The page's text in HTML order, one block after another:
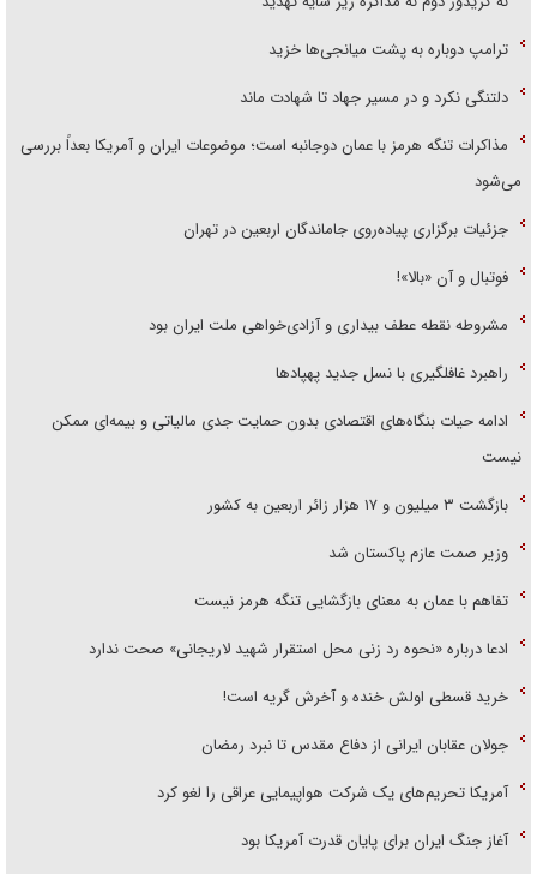
ترامپ دوباره به پشت میانجی‌ها خزید
دلتنگی نکرد و در مسیر جهاد تا شهادت ماند
مذاکرات تنگه هرمز با عمان دوجانبه است؛ موضوعات ایران و آمریکا بعداً بررسی
می‌شود
جزئیات برگزاری پیاده‌روی جاماندگان اربعین در تهران
فوتبال و آن «بالا»!
مشروطه نقطه عطف بیداری و آزادی‌خواهی ملت ایران بود
راهبرد غافلگیری با نسل جدید پهپاد‌ها
ادامه حیات بنگاه‌های اقتصادی بدون حمایت جدی مالیاتی و بیمه‌ای ممکن
نیست
بازگشت ۳ میلیون و ۱۷ هزار زائر اربعین به کشور
وزیر صمت عازم پاکستان شد
تفاهم با عمان به معنای بازگشایی تنگه هرمز نیست
ادعا درباره «نحوه رد زنی محل استقرار شهید لاریجانی» صحت ندارد
خرید قسطی اولش خنده و آخرش گریه است!
جولان عقابان ایرانی از دفاع مقدس تا نبرد رمضان
آمریکا تحریم‌های یک شرکت هواپیمایی عراقی را لغو کرد
آغاز جنگ ایران برای پایان قدرت آمریکا بود